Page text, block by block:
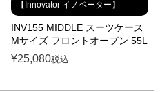
【Innovator イノベーター】
INV155 MIDDLE スーツケース
Mサイズ フロントオープン 55L
¥25,080税込